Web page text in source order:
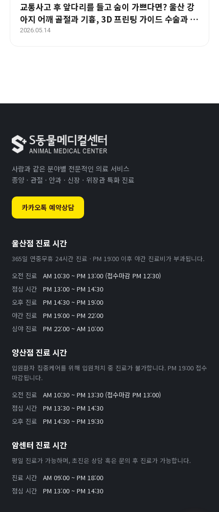
교통사고 후 앞다리를 들고 숨이 가쁘다면? 울산 강
아지 어깨 골절과 기흉, 3D 프린팅 가이드 수술과 재
활 치료 사례
2026.05.14
사람과 같은 분야별 전문적인 의료 서비스
종양 · 관절 · 안과 · 신장 · 위장관 특화 진료
카카오톡 예약상담
울산점 진료 시간
365일 연중무휴 24시간 진료 · PM 19:00 이후 야간 진료비가 부과됩니다.
오전 진료
AM 10:30 ~ PM 13:00 (접수마감 PM 12:30)
점심 시간
PM 13:00 ~ PM 14:30
오후 진료
PM 14:30 ~ PM 19:00
야간 진료
PM 19:00 ~ PM 22:00
심야 진료
PM 22:00 ~ AM 10:00
양산점 진료 시간
입원환자 집중케어를 위해 입원처치 중 진료가 불가합니다. PM 19:00 접수
마감됩니다.
오전 진료
AM 10:30 ~ PM 13:30 (접수마감 PM 13:00)
점심 시간
PM 13:30 ~ PM 14:30
오후 진료
PM 14:30 ~ PM 19:30
암센터 진료 시간
평일 진료가 가능하며, 초진은 상담 혹은 문의 후 진료가 가능합니다.
진료 시간
AM 09:00 ~ PM 18:00
점심 시간
PM 13:00 ~ PM 14:30